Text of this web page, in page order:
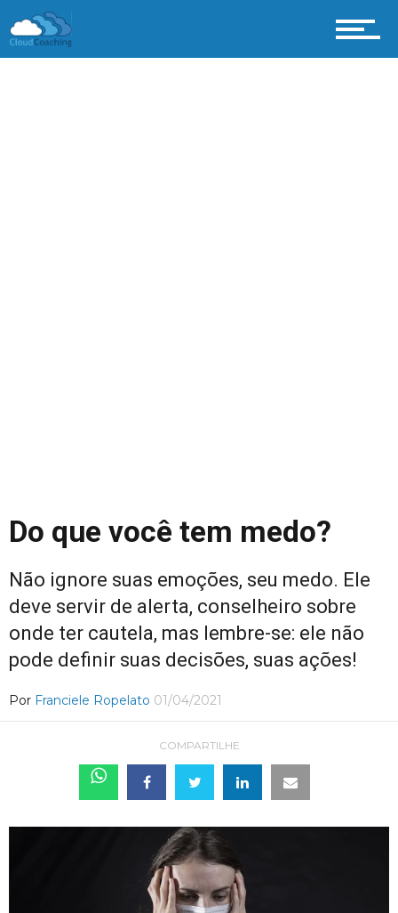
Do que você tem medo?
Não ignore suas emoções, seu medo. Ele
deve servir de alerta, conselheiro sobre
onde ter cautela, mas lembre-se: ele não
pode definir suas decisões, suas ações!
Por Franciele Ropelato 01/04/2021
COMPARTILHE